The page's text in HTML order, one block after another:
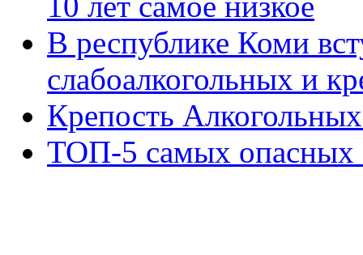
В республике Коми
слабоалкогольных и
Крепость
ТОП-5 самых опасных